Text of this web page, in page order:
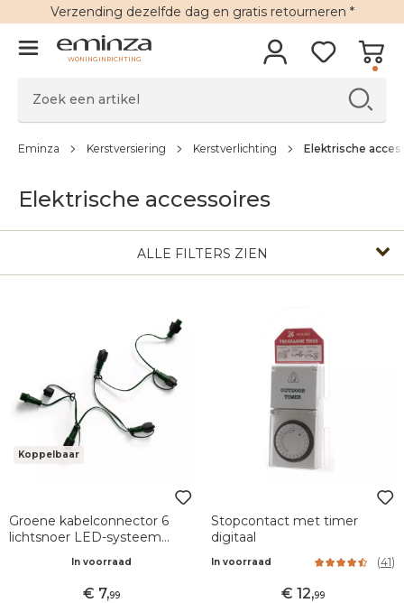
Verzending dezelfde dag en gratis retourneren *
WONINGINRICHTING
Eminza Kerstversiering Kerstverlichting Elektrische
Elektrische accessoires
ALLE FILTERS ZIEN
Koppelbaar
Groene kabelconnector 6
lichtsnoer LED-systeem
In voorraad
7,99
Stopcontact met timer
digitaal
In voorraad (41)
12,99